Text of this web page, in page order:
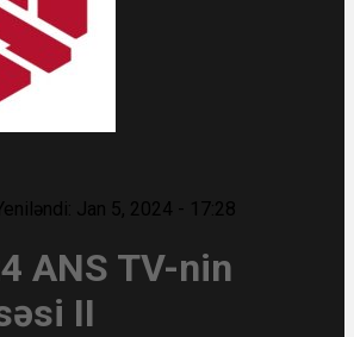
Jan 5, 2024 - 17:28
ANS TV-nin
II